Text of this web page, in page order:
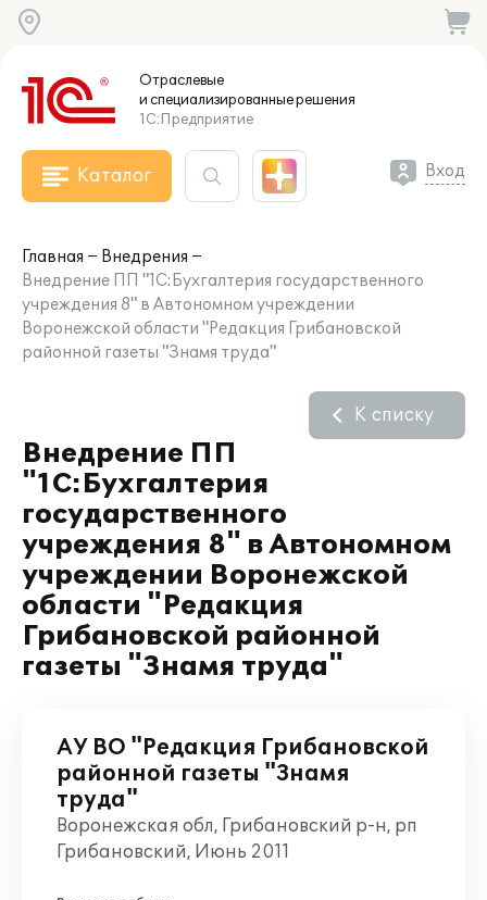
Отраслевые
и специализированныерешения
1С:Предприятие
Каталог Вход
Главная
Внедрения
Внедрение ПП "1С:Бухгалтерия государственного
учреждения 8" в Автономном учреждении
Воронежской области "Редакция Грибановской
районной газеты "Знамя труда"
Внедрение ПП
"1С:Бухгалтерия
государственного
учреждения 8" в Автономном
учреждении Воронежской
области "Редакция
Грибановской районной
газеты "Знамя труда"
К списку
АУ ВО "Редакция Грибановской
районной газеты "Знамя
труда"
Воронежская обл, Грибановский р-н, рп
Грибановский, Июнь 2011